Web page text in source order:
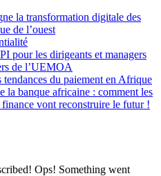
la transformation digitale des
de l’ouest
pour les dirigeants et managers
de l’UEMOA
du paiement en Afrique
la banque africaine : comment les
vont reconstruire le futur !
Ops! Something went